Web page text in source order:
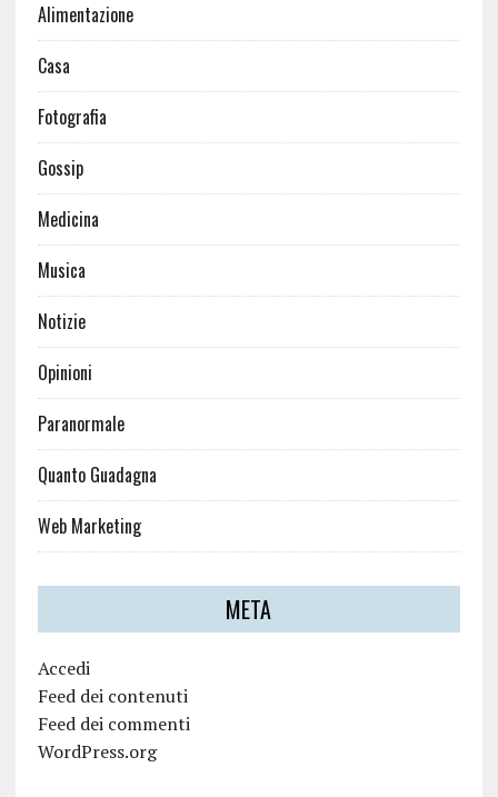
Alimentazione
Casa
Fotografia
Gossip
Medicina
Musica
Notizie
Opinioni
Paranormale
Quanto Guadagna
Web Marketing
META
Accedi
Feed dei contenuti
Feed dei commenti
WordPress.org